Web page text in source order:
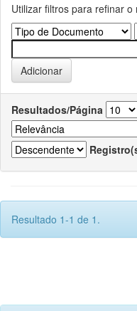
Utilizar filtros para refinar
Resultados/Página
Resultado 1-1 de 1.